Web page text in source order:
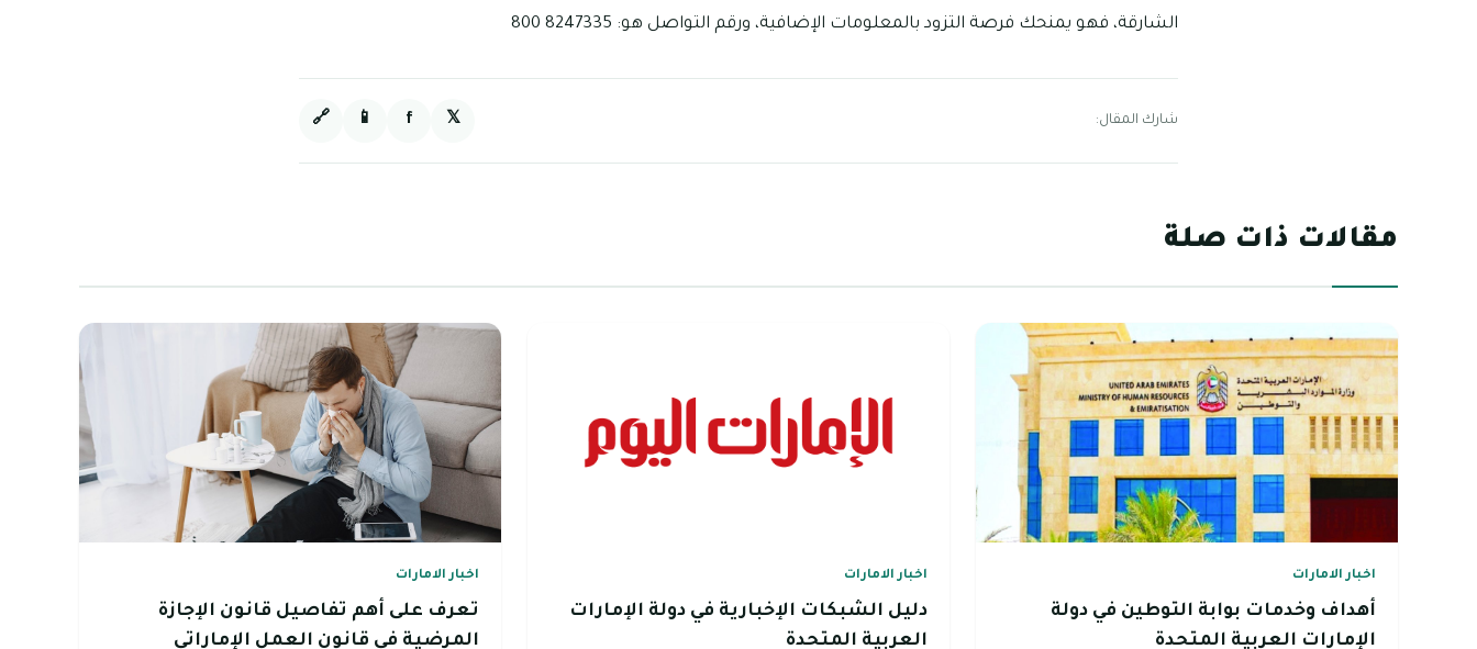
الشارقة، فهو يمنحك فرصة التزود بالمعلومات الإضافية، ورقم التواصل هو: 8247335 800
شارك المقال: 𝕏
f
📱
🔗
مقالات ذات صلة
اخبار الامارات
أهداف وخدمات بوابة التوطين في دولة
الإمارات العربية المتحدة
اخبار الامارات
دليل الشبكات الإخبارية في دولة الإمارات
العربية المتحدة
اخبار الامارات
تعرف على أهم تفاصيل قانون الإجازة
المرضية في قانون العمل الإماراتي